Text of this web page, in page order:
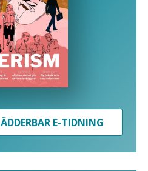
E-TIDNING